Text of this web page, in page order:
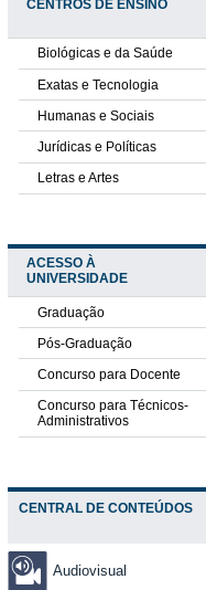
CENTROS DE ENSINO
Biológicas e da Saúde
Exatas e Tecnologia
Humanas e Sociais
Jurídicas e Políticas
Letras e Artes
ACESSO À
UNIVERSIDADE
Graduação
Pós-Graduação
Concurso para Docente
Concurso para Técnicos-
Administrativos
CENTRAL DE CONTEÚDOS
Audiovisual